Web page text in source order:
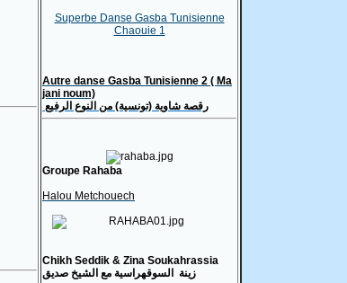
Superbe Danse Gasba Tunisienne
Chaouie 1
Autre danse Gasba Tunisienne 2 ( Ma
jani noum)
رقصة شاوية (تونسية) من النوع الرفيع
Groupe Rahaba
Halou Metchouech
Chikh Seddik & Zina Soukahrassia
زينة السوقهراسية مع الشيخ صديق